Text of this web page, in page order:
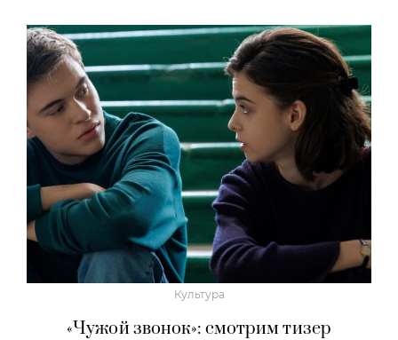
Культура
«Чужой звонок»: смотрим тизер